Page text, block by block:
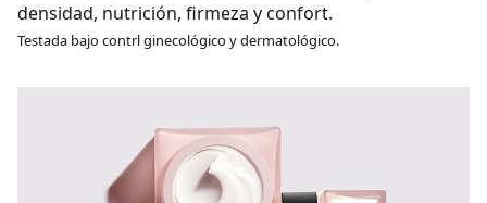
densidad, nutrición, firmeza y confort.
Testada bajo contrl ginecológico y dermatológico.